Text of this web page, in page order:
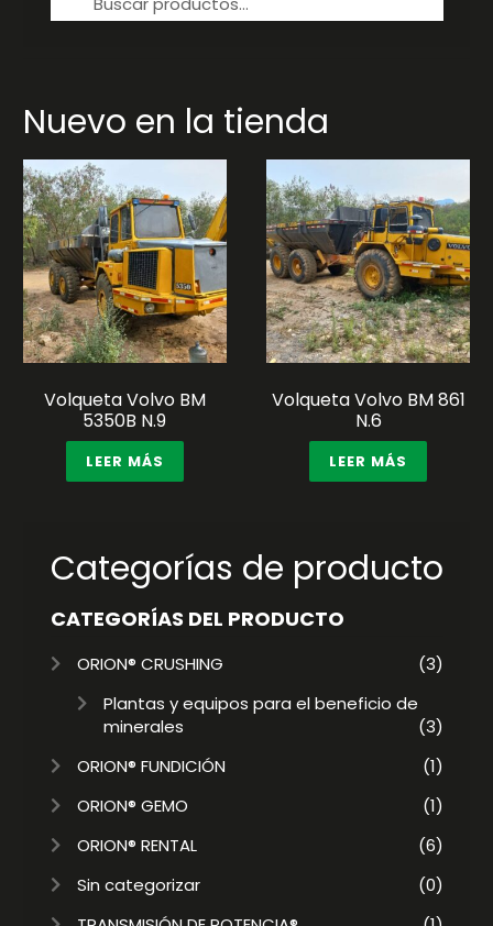
por:
Nuevo en la tienda
Volqueta Volvo BM
5350B N.9
LEER MÁS
Volqueta Volvo BM 861
N.6
LEER MÁS
Categorías de producto
CATEGORÍAS DEL PRODUCTO
ORION® CRUSHING
(3)
Plantas y equipos para el beneficio de
minerales
(3)
ORION® FUNDICIÓN
(1)
ORION® GEMO
(1)
ORION® RENTAL
(6)
Sin categorizar
(0)